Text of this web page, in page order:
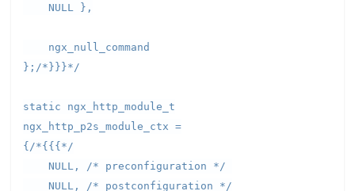
NULL },
ngx_null_command
};/*}}}*/
static ngx_http_module_t
ngx_http_p2s_module_ctx =
{/*{{{*/
NULL, /* preconfiguration */
NULL, /* postconfiguration */